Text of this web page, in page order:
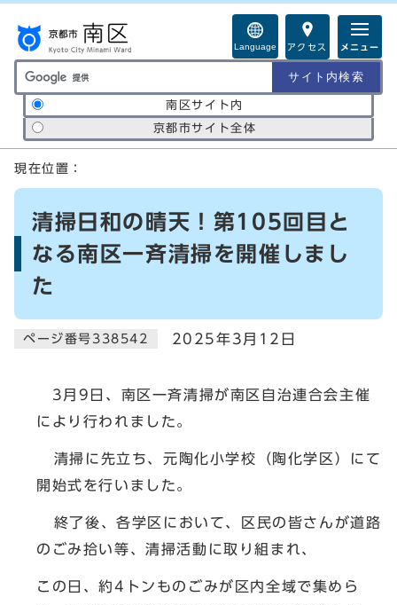
Language アクセス メニュー
サイト内検索の範囲
南区サイト内
京都市サイト全体
ここから本文です
現在位置：
清掃日和の晴天！第105回目と
なる南区一斉清掃を開催しまし
た
ページ番号338542 2025年3月12日
3月9日、南区一斉清掃が南区自治連合会主催
により行われました。
清掃に先立ち、元陶化小学校（陶化学区）にて
開始式を行いました。
終了後、各学区において、区民の皆さんが道路
のごみ拾い等、清掃活動に取り組まれ、
この日、約4トンものごみが区内全域で集めら